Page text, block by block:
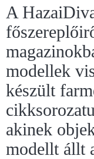
A
modellek
készült
akinek
modellt állt